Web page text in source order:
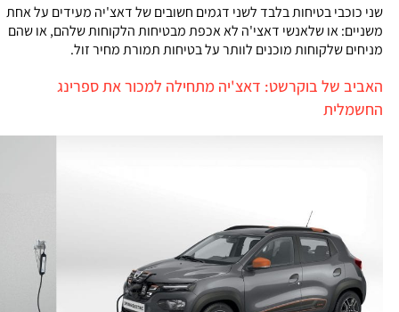
שני כוכבי בטיחות בלבד לשני דגמים חשובים של דאצ'יה מעידים על אחת
משניים: או שלאנשי דאצי'ה לא אכפת מבטיחות הלקוחות שלהם, או שהם
מניחים שלקוחות מוכנים לוותר על בטיחות תמורת מחיר זול.
האביב של בוקרשט: דאצ'יה מתחילה למכור את ספרינג
החשמלית